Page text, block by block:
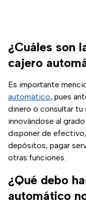
¿Cuáles son
cajero
Es importante
automático, pues
dinero o consultar tu
innovándose al
disponer de
depósitos, pagar
otras funciones.
¿Qué debo
automático